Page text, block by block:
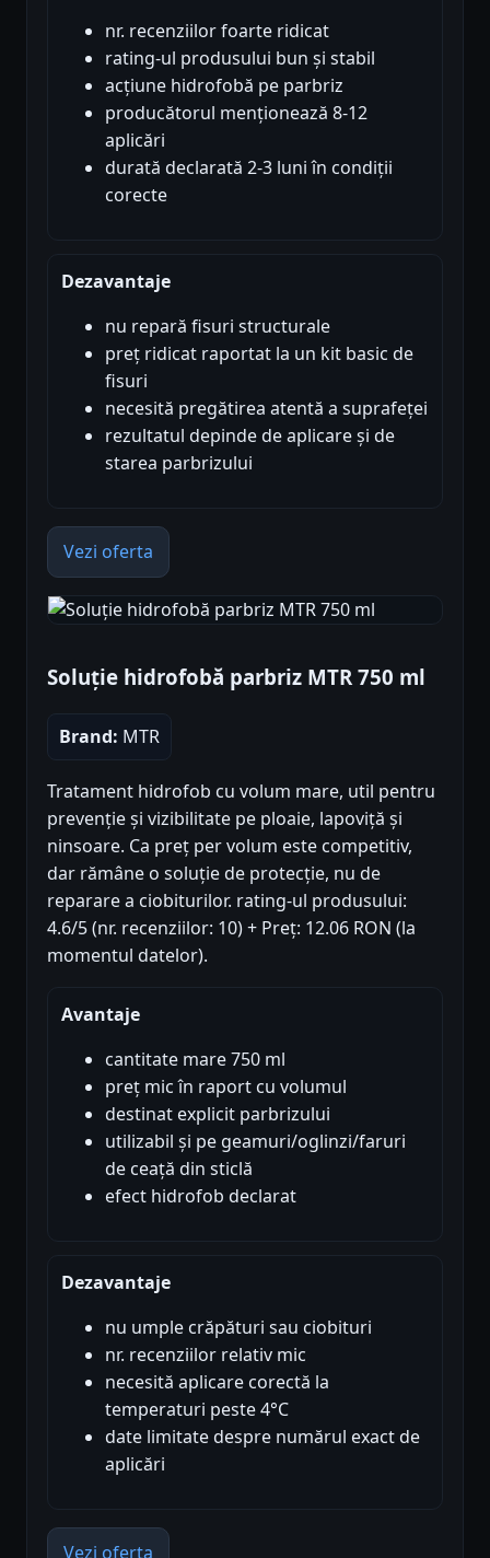
nr. recenziilor foarte ridicat
rating-ul produsului bun și stabil
acțiune hidrofobă pe parbriz
producătorul menționează 8-12
aplicări
durată declarată 2-3 luni în condiții
corecte
Dezavantaje
nu repară fisuri structurale
preț ridicat raportat la un kit basic de
fisuri
necesită pregătirea atentă a suprafeței
rezultatul depinde de aplicare și de
starea parbrizului
Vezi oferta
Soluție hidrofobă parbriz MTR 750 ml
Brand: MTR
Tratament hidrofob cu volum mare, util pentru
prevenție și vizibilitate pe ploaie, lapoviță și
ninsoare. Ca preț per volum este competitiv,
dar rămâne o soluție de protecție, nu de
reparare a ciobiturilor. rating-ul produsului:
4.6/5 (nr. recenziilor: 10) + Preț: 12.06 RON (la
momentul datelor).
Avantaje
cantitate mare 750 ml
preț mic în raport cu volumul
destinat explicit parbrizului
utilizabil și pe geamuri/oglinzi/faruri
de ceață din sticlă
efect hidrofob declarat
Dezavantaje
nu umple crăpături sau ciobituri
nr. recenziilor relativ mic
necesită aplicare corectă la
temperaturi peste 4°C
date limitate despre numărul exact de
aplicări
Vezi oferta